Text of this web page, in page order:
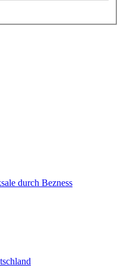
durch Bezness